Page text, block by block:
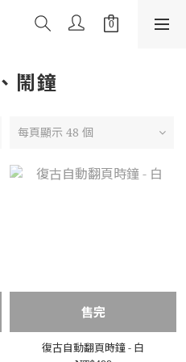
鬧鐘
每頁顯示 48 個
售完
復古自動翻頁時鐘 - 白